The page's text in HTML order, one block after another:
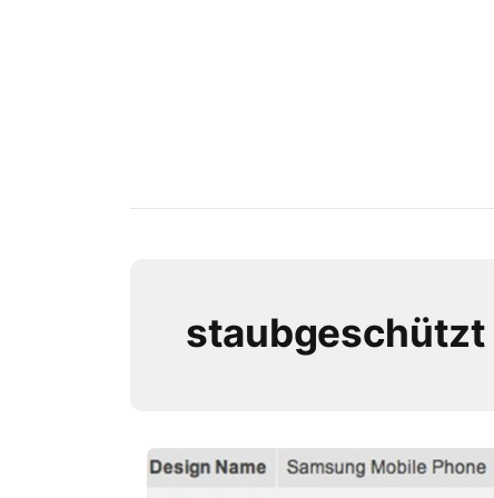
staubgeschützt